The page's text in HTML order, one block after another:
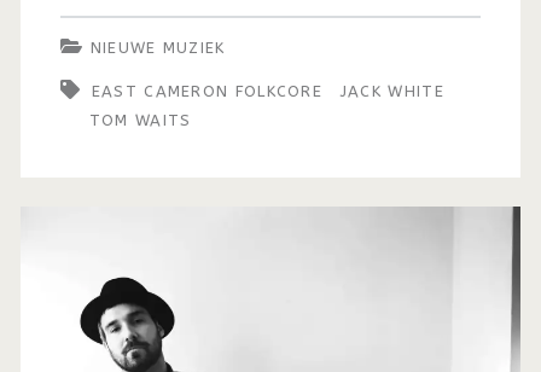
NIEUWE MUZIEK
EAST CAMERON FOLKCORE
JACK WHITE
TOM WAITS